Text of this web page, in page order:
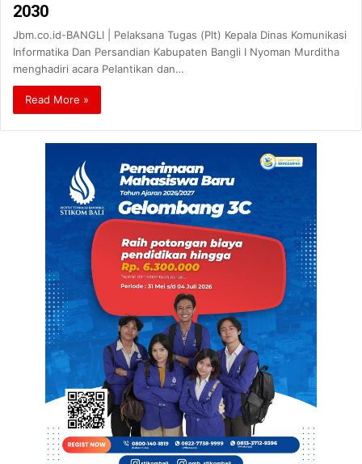
2030
Jbm.co.id-BANGLI | Pelaksana Tugas (Plt) Kepala Dinas Komunikasi
Informatika Dan Persandian Kabupaten Bangli I Nyoman Murditha
menghadiri acara Pelantikan dan…
Read More »